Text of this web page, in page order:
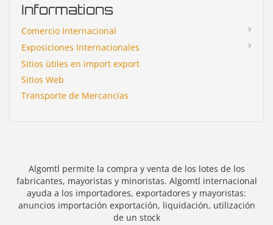
Informations
Comercio Internacional
Exposiciones Internacionales
Sitios ùtiles en import export
Sitios Web
Transporte de Mercancías
Algomtl permite la compra y venta de los lotes de los
fabricantes, mayoristas y minoristas. Algomtl internacional
ayuda a los importadores, exportadores y mayoristas:
anuncios importación exportación, liquidación, utilización
de un stock